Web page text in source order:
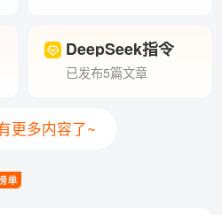
DeepSeek指令
已发布5篇文章
更多内容了~